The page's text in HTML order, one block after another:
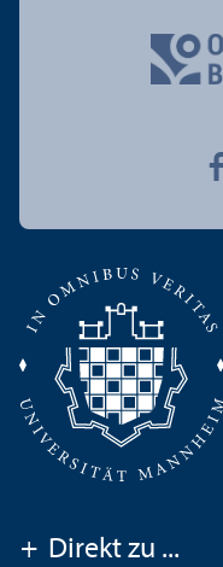
+ Direkt zu ...